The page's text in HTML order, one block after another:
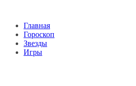
Главная
Гороскоп
Звезды
Игры